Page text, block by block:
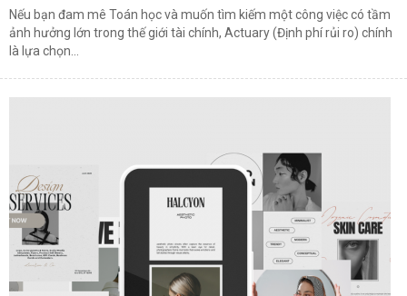
Nếu bạn đam mê Toán học và muốn tìm kiếm một công việc có tầm
ảnh hưởng lớn trong thế giới tài chính, Actuary (Định phí rủi ro) chính
là lựa chọn...